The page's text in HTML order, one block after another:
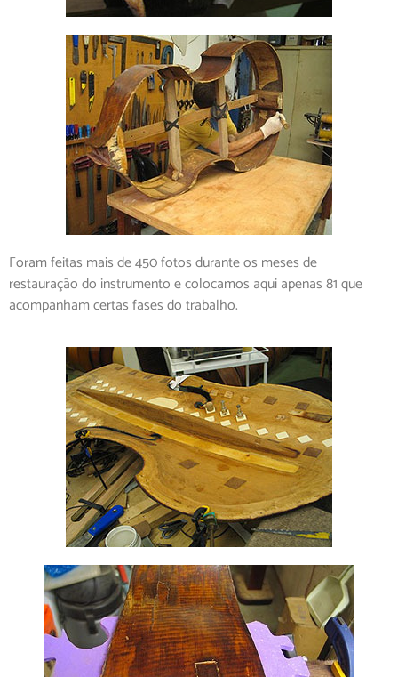
Foram feitas mais de 450 fotos durante os meses de
restauração do instrumento e colocamos aqui apenas 81 que
acompanham certas fases do trabalho.